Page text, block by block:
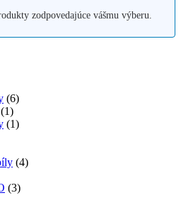
zodpovedajúce vášmu výberu.
(6)
(1)
(1)
(4)
(3)